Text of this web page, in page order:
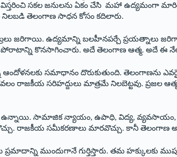
సకల జనులను ఏకం చేసి మహా ఉద్యమంగా
నిలబడి తెలంగాణ సాధన కోసం కదిలారు.
జరిగాయి. ఉద్యమాన్ని బలహీనపర్చే ప్రయత్నాలు
పోరాటాన్ని కొనసాగించారు. అదే తెలంగాణ ఆత్మ. అదే ఈ
ఆందోళనలకు సమాధానం దొరుకుతుంది.
రాజకీయ సరిహద్దులు మాత్రమే నిలబెట్టవు. ప్రజల
ఉన్నాయి. సామాజిక న్యాయం, ఉపాధి, విద్య, వ్యవసాయం,
రాజకీయ సమీకరణాలు మారవొచ్చు. కానీ తెలంగాణ
ప్రమాదాన్ని ముందుగానే గుర్తిస్తారు. తమ